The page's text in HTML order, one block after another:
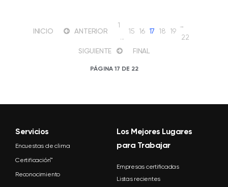
INICIO ANTERIOR
1
...
15 16 17 18 19
…
22
SIGUIENTE
FINAL
PÁGINA 17 DE 22
Servicios
Encuestas de clima
Certificación™
Reconocimiento
Los Mejores Lugares
para Trabajar
Empresas certificadas
Listas recientes